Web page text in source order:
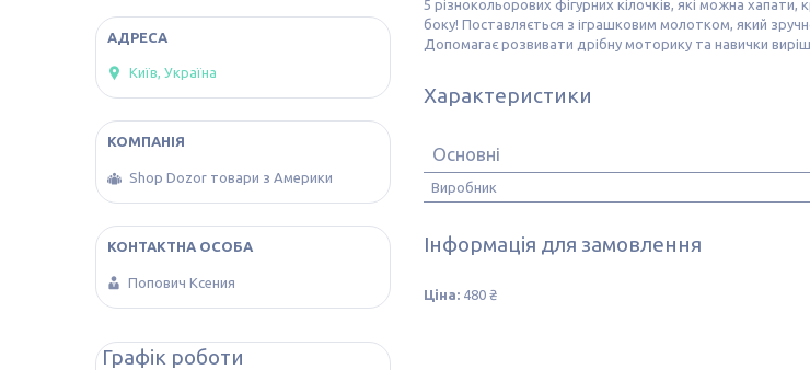
5 різнокольорових фігурних кілочків, які можна
боку! Поставляється з іграшковим молотком, який
Допомагає розвивати дрібну моторику та навички
Характеристики
Основні
Виробник
Інформація для замовлення
Ціна: 480 ₴
Київ, Україна
Shop Dozor товари з Америки
Попович Ксения
Графік роботи